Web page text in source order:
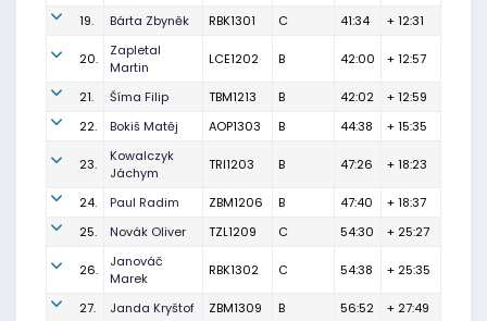
19. Bárta Zbyněk RBK1301 C 41:34 + 12:31
20.
Zapletal
Martin
LCE1202 B 42:00 + 12:57
21. Šíma Filip TBM1213 B 42:02
+ 12:59
22.
Bokiš Matěj AOP1303 B 44:38 + 15:35
23.
Kowalczyk
Jáchym
TRI1203 B 47:26 + 18:23
24. Paul Radim ZBM1206 B 47:40
+ 18:37
25.
Novák Oliver TZL1209 C 54:30 + 25:27
26.
Janováč
Marek
RBK1302 C 54:38 + 25:35
27. Janda Kryštof ZBM1309 B 56:52
+ 27:49